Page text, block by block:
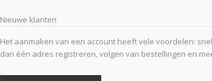
Nieuwe klanten
Het aanmaken van een account heeft vele voordelen:
dan één adres registreren, volgen van bestellingen en